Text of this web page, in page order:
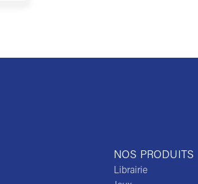
NOS PRODUITS
Librairie